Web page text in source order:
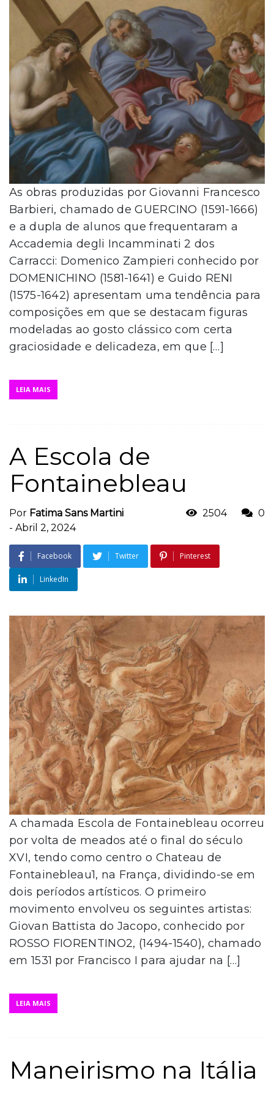
As obras produzidas por Giovanni Francesco
Barbieri, chamado de GUERCINO (1591-1666)
e a dupla de alunos que frequentaram a
Accademia degli Incamminati 2 dos
Carracci: Domenico Zampieri conhecido por
DOMENICHINO (1581-1641) e Guido RENI
(1575-1642) apresentam uma tendência para
composições em que se destacam figuras
modeladas ao gosto clássico com certa
graciosidade e delicadeza, em que […]
LEIA MAIS
A Escola de
Fontainebleau
Por Fatima Sans Martini
- Abril 2, 2024
2504 0
Facebook Twitter Pinterest
LinkedIn
A chamada Escola de Fontainebleau ocorreu
por volta de meados até o final do século
XVI, tendo como centro o Chateau de
Fontainebleau1, na França, dividindo-se em
dois períodos artísticos. O primeiro
movimento envolveu os seguintes artistas:
Giovan Battista do Jacopo, conhecido por
ROSSO FIORENTINO2, (1494-1540), chamado
em 1531 por Francisco I para ajudar na […]
LEIA MAIS
Maneirismo na Itália